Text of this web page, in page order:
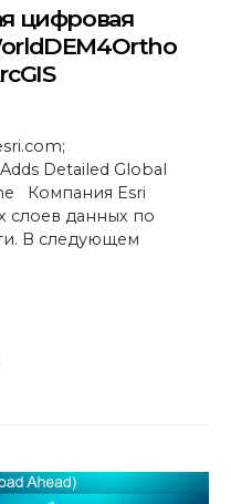
цифровая
Detailed Global
Компания Esri
слоев данных по
В следующем